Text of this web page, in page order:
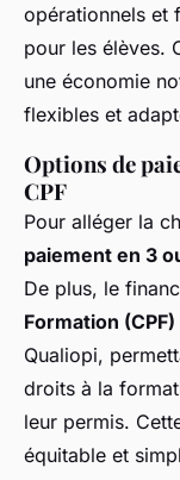
opérationnels et
pour les élèves.
une économie
flexibles et
Options de
CPF
Pour alléger la
paiement en 3
De plus, le
Formation (CPF)
Qualiopi,
droits à la
leur permis.
équitable et